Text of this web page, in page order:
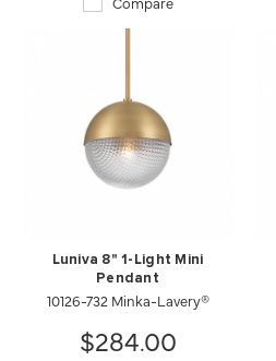
Luniva 8" 1-Light Mini
Pendant
10126-732 Minka-Lavery®
$284.00